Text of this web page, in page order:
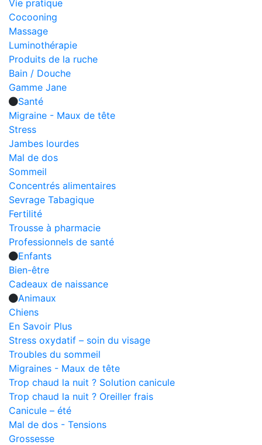
Vie pratique
Cocooning
Massage
Luminothérapie
Produits de la ruche
Bain / Douche
Gamme Jane
Santé
Migraine - Maux de tête
Stress
Jambes lourdes
Mal de dos
Sommeil
Concentrés alimentaires
Sevrage Tabagique
Fertilité
Trousse à pharmacie
Professionnels de santé
Enfants
Bien-être
Cadeaux de naissance
Animaux
Chiens
En Savoir Plus
Stress oxydatif – soin du visage
Troubles du sommeil
Migraines - Maux de tête
Trop chaud la nuit ? Solution canicule
Trop chaud la nuit ? Oreiller frais
Canicule – été
Mal de dos - Tensions
Grossesse